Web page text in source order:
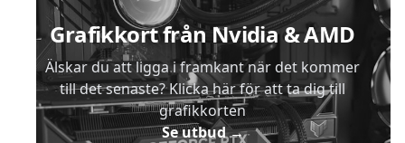
Grafikkort från Nvidia & AMD
Älskar du att ligga i framkant när det kommer
till det senaste? Klicka här för att ta dig till
grafikkorten
Se utbud→